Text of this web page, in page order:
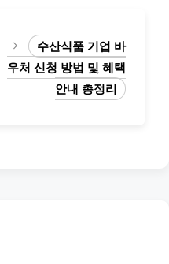
수산식품 기업 바
우처 신청 방법 및 혜택
안내 총정리